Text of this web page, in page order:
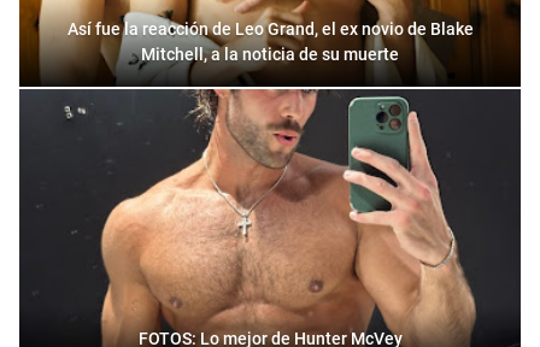
Así fue la reacción de Leo Grand, el ex novio de Blake
Mitchell, a la noticia de su muerte
FOTOS: Lo mejor de Hunter McVey